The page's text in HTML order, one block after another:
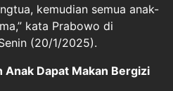
kemudian semua anak-
kata Prabowo di
(20/1/2025).
Anak Dapat Makan Bergizi